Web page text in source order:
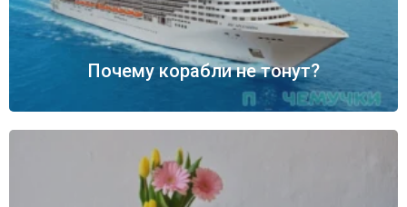
Почему корабли не тонут?